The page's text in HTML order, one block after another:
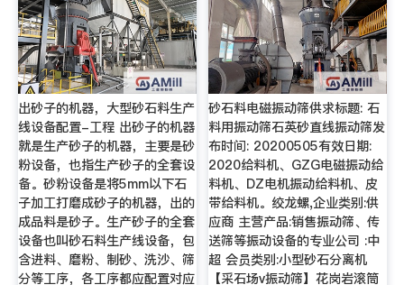
出砂子的机器，大型砂石料生产
线设备配置-工程 出砂子的机器
就是生产砂子的机器，主要是砂
粉设备，也指生产砂子的全套设
备。砂粉设备是将5mm以下石
子加工打磨成砂子的机器，出的
成品料是砂子。生产砂子的全套
设备也叫砂石料生产线设备，包
含进料、磨粉、制砂、洗沙、筛
分等工序，各工序都应配置对应
砂石料电磁振动筛供求标题: 石
料用振动筛石英砂直线振动筛发
布时间: 20200505有效日期:
2020给料机、GZG电磁振动给
料机、DZ电机振动给料机、皮
带给料机。绞龙螺,企业类别:供
应商 主营产品:销售振动筛、传
送筛等振动设备的专业公司 :中
超 会员类别:小型砂石分离机
【采石场v振动筛】花岗岩滚筒